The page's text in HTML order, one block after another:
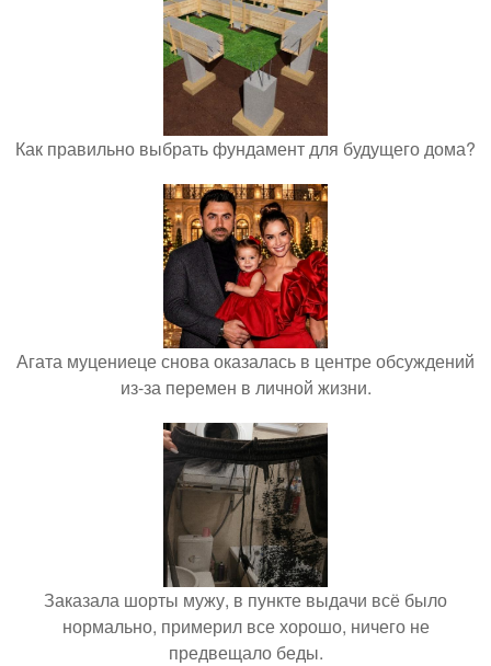
Как правильно выбрать фундамент для будущего дома?
Агата муцениеце снова оказалась в центре обсуждений
из-за перемен в личной жизни.
Заказала шорты мужу, в пункте выдачи всё было
нормально, примерил все хорошо, ничего не
предвещало беды.